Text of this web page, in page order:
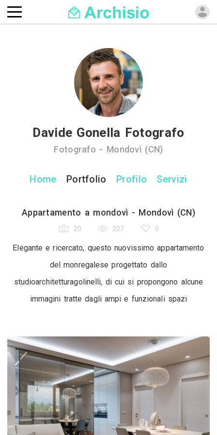
Davide Gonella Fotografo
Fotografo - Mondovì (CN)
Home Portfolio Profilo Servizi
Appartamento a mondovì - Mondovì (CN)
20 227 0
Elegante e ricercato, questo nuovissimo appartamento
del monregalese progettato dallo
studioarchitetturagolinelli, di cui si propongono alcune
immagini tratte dagli ampi e funzionali spazi